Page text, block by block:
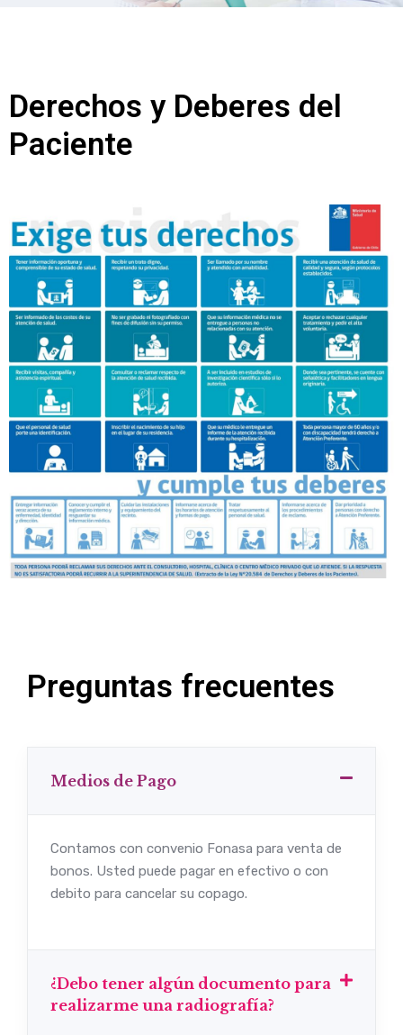
Derechos y Deberes del
Paciente
Preguntas frecuentes
Medios de Pago
Contamos con convenio Fonasa para venta de
bonos. Usted puede pagar en efectivo o con
debito para cancelar su copago.
¿Debo tener algún documento para
realizarme una radiografía?